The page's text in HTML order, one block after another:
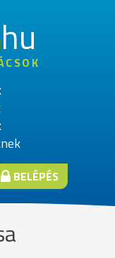
hu
BELÉPÉS